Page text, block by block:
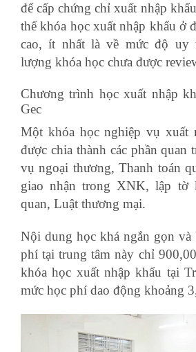
để cấp chứng chỉ xuất nhập
thế khóa học xuất nhập khẩu ở
cao, ít nhất là về mức độ uy
lượng khóa học chưa được
Chương trình học xuất nhập
Gec
Một khóa học nghiệp vụ xuất
được chia thành các phần quan
vụ ngoại thương, Thanh toán
giao nhận trong XNK, lập tờ
quan, Luật thương mại.
Nội dung học khá ngắn gọn và
phí tại trung tâm này chỉ
khóa học xuất nhập khẩu tại
mức học phí dao động khoảng